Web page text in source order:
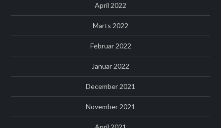
April 2022
Marts 2022
Februar 2022
Januar 2022
December 2021
November 2021